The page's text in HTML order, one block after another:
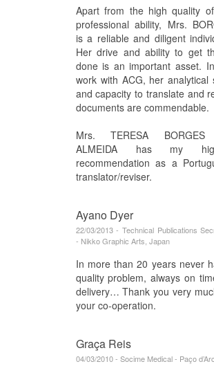
Apart from the high quality
professional ability, Mrs.
is a reliable and diligent
Her drive and ability to get
done is an important asset.
work with ACG, her analytical
and capacity to translate and
documents are commendable.
Mrs. TERESA
ALMEIDA has my
recommendation as a
translator/reviser.
Ayano Dyer
22/03/2013 - Technical Publications
- Nikko Graphic Arts, Japan
In more than 20 years never
quality problem, always on
delivery… Thank you very
your co-operation.
Graça Reis
04/03/2010 - Socime Medical - Paço